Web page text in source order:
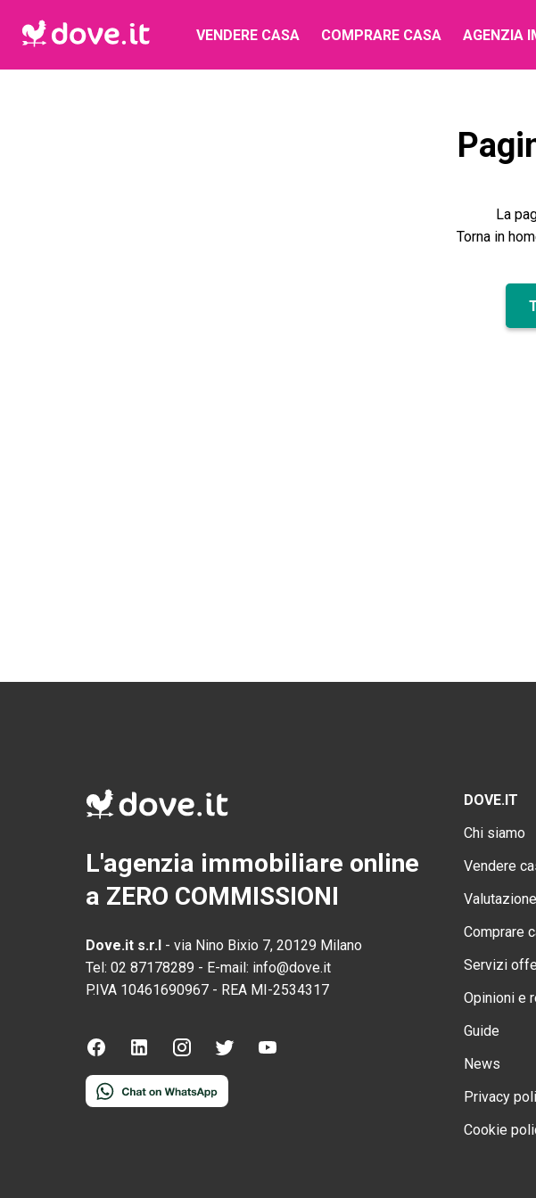
VENDERE CASA COMPRARE CASA AGENZIA
La
Torna in
L'agenzia immobiliare online
a ZERO COMMISSIONI
Dove.it s.r.l - via Nino Bixio 7, 20129 Milano
Tel: 02 87178289 - E-mail: info@dove.it
P.IVA 10461690967 - REA MI-2534317
DOVE.IT
Chi siamo
Vendere
Comprare
Servizi
Opinioni e
Guide
News
Privacy
Cookie